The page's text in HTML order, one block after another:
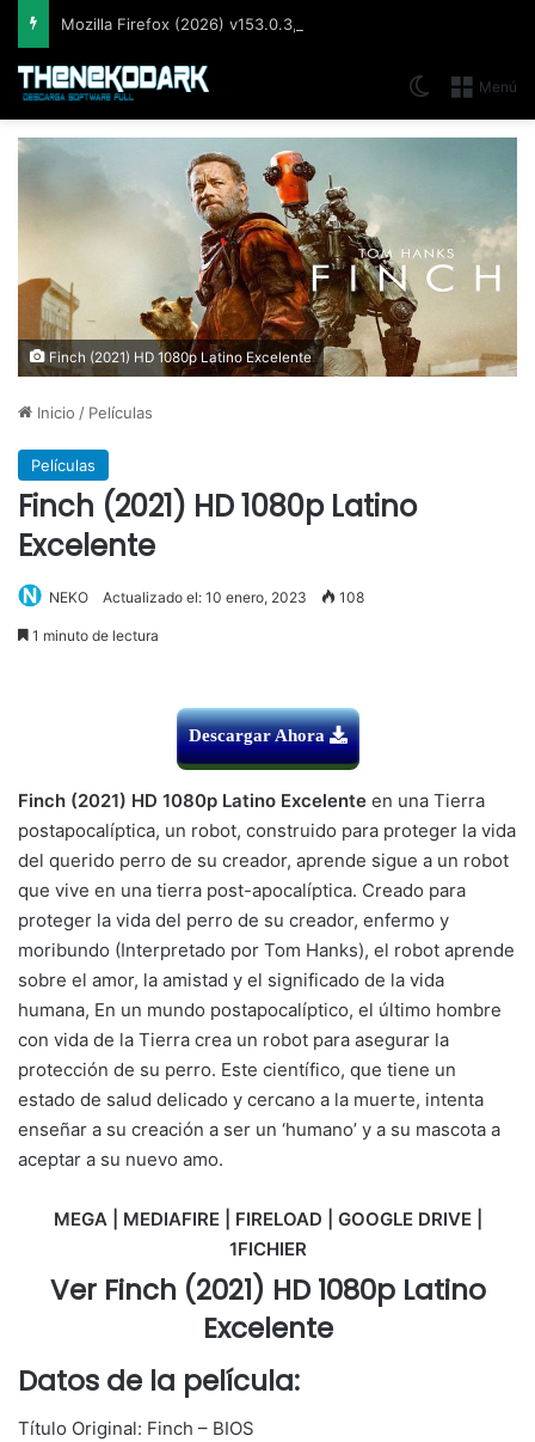
Menú
Switch skin
Finch (2021) HD 1080p Latino Excelente
Inicio / Películas
Películas
Finch (2021) HD 1080p Latino
Excelente
NEKO Actualizado el: 10 enero, 2023 108
1 minuto de lectura
Descargar Ahora
Finch (2021) HD 1080p Latino Excelente en una Tierra
postapocalíptica, un robot, construido para proteger la vida
del querido perro de su creador, aprende sigue a un robot
que vive en una tierra post-apocalíptica. Creado para
proteger la vida del perro de su creador, enfermo y
moribundo (Interpretado por Tom Hanks), el robot aprende
sobre el amor, la amistad y el significado de la vida
humana, En un mundo postapocalíptico, el último hombre
con vida de la Tierra crea un robot para asegurar la
protección de su perro. Este científico, que tiene un
estado de salud delicado y cercano a la muerte, intenta
enseñar a su creación a ser un ‘humano’ y a su mascota a
aceptar a su nuevo amo.
MEGA | MEDIAFIRE | FIRELOAD | GOOGLE DRIVE |
1FICHIER
Ver Finch (2021) HD 1080p Latino
Excelente
Datos de la película:
Título Original: Finch – BIOS